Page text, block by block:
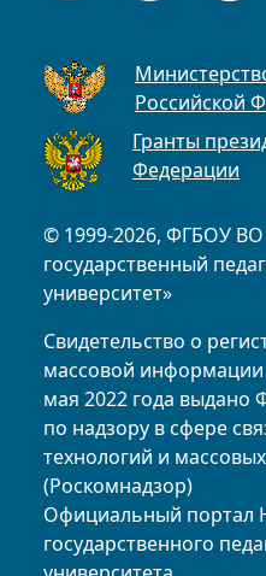
© 1999-2026, ФГБОУ
государственный
университет»
Свидетельство о
массовой
мая 2022 года выдано
по надзору в сфере
технологий и
(Роскомнадзор)
Официальный портал
государственного
Российской
Гранты
Федерации